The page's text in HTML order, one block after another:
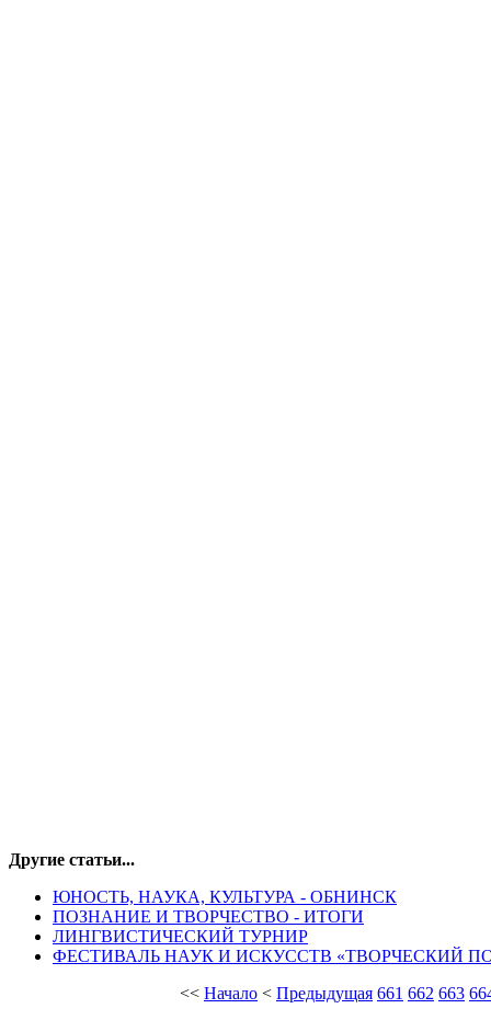
Другие статьи...
ЮНОСТЬ, НАУКА, КУЛЬТУРА - ОБНИНСК
ПОЗНАНИЕ И ТВОРЧЕСТВО - ИТОГИ
ЛИНГВИСТИЧЕСКИЙ ТУРНИР
ФЕСТИВАЛЬ НАУК И ИСКУССТВ «ТВОРЧЕСКИЙ
<< Начало < Предыдущая 661 662 663